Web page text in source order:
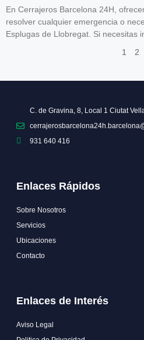
En Cerrajeros Barcelona 24H,
resolver cualquier emergencia o
Esplugas de Llobregat. Si necesitas
1
2
C. de Gravina, 8, Local 1 Ciutat
931 640 416
Enlaces Rápidos
Sobre Nosotros
Servicios
Ubicaciones
Contacto
Enlaces de Interés
Aviso Legal